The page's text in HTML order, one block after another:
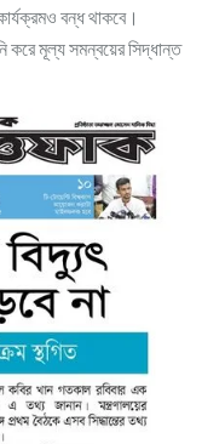
বন্ধ থাকবে।
করে মূল্য সমন্বয়ের সিদ্ধান্ত